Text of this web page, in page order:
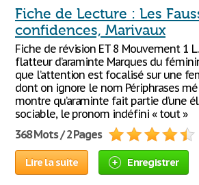
Fiche de Lecture : Les
confidences, Marivaux
Fiche de révision ET 8 Mouvement 1
flatteur d’araminte Marques du
que l’attention est focalisé sur une
dont on ignore le nom Périphrases
montre qu’araminte fait partie d’une
sociable, le pronom indéfini « tout »
368 Mots / 2 Pages
Lire la suite Enregistrer